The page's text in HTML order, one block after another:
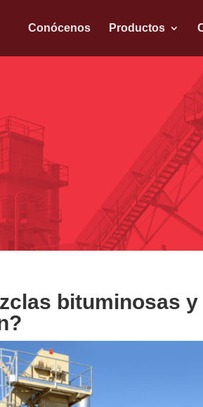
Conócenos Productos
bituminosas